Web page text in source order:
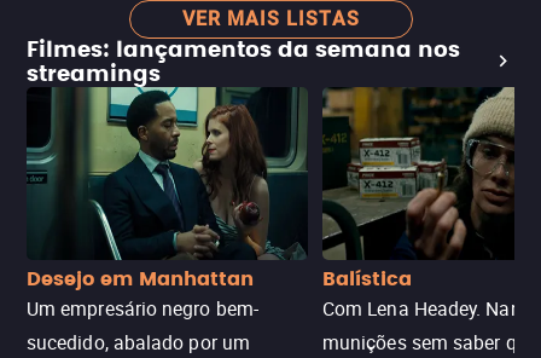
VER MAIS LISTAS
Filmes: lançamentos da semana nos
streamings
Desejo em Manhattan
Um empresário negro bem-
sucedido, abalado por um
Balística
Com Lena Headey.
munições sem saber